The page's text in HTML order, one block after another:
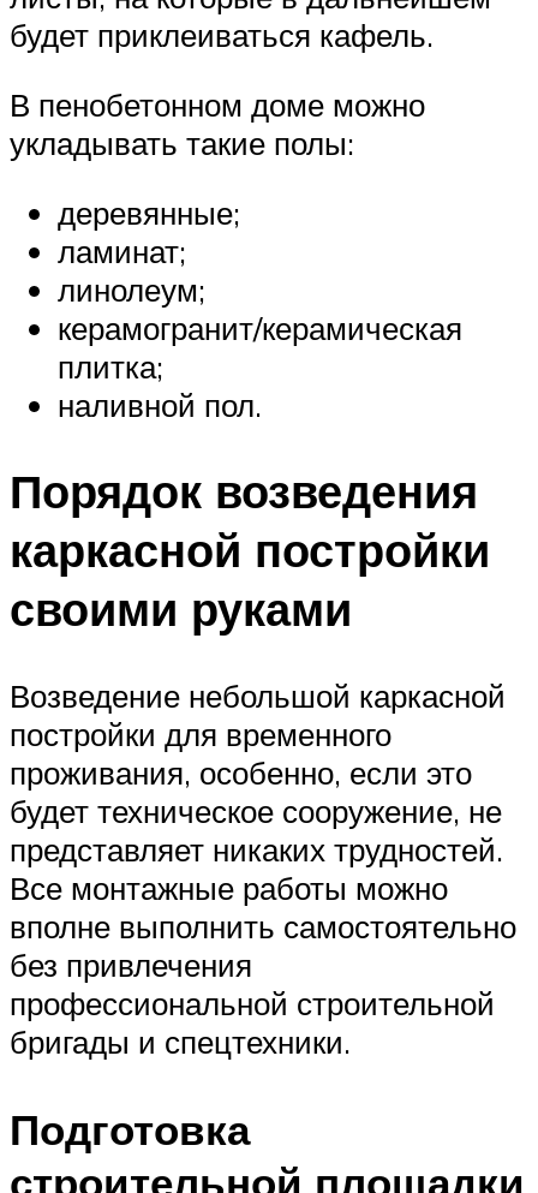
будет приклеиваться кафель.
В пенобетонном доме можно
укладывать такие полы:
деревянные;
ламинат;
линолеум;
керамогранит/керамическая
плитка;
наливной пол.
Порядок возведения
каркасной постройки
своими руками
Возведение небольшой каркасной
постройки для временного
проживания, особенно, если это
будет техническое сооружение, не
представляет никаких трудностей.
Все монтажные работы можно
вполне выполнить самостоятельно
без привлечения
профессиональной строительной
бригады и спецтехники.
Подготовка